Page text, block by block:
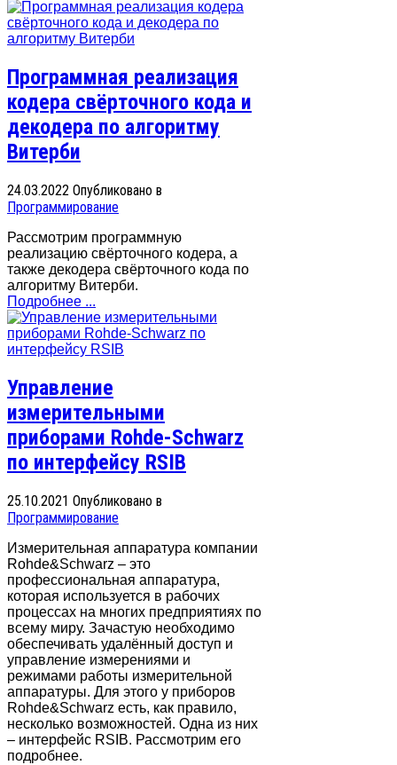
Программная реализация
кодера свёрточного кода и
декодера по алгоритму
Витерби
24.03.2022 Опубликовано в
Программирование
Рассмотрим программную
реализацию свёрточного кодера, а
также декодера свёрточного кода по
алгоритму Витерби.
Подробнее ...
Управление
измерительными
приборами Rohde-Schwarz
по интерфейсу RSIB
25.10.2021 Опубликовано в
Программирование
Измерительная аппаратура компании
Rohde&Schwarz – это
профессиональная аппаратура,
которая используется в рабочих
процессах на многих предприятиях по
всему миру. Зачастую необходимо
обеспечивать удалённый доступ и
управление измерениями и
режимами работы измерительной
аппаратуры. Для этого у приборов
Rohde&Schwarz есть, как правило,
несколько возможностей. Одна из них
– интерфейс RSIB. Рассмотрим его
подробнее.